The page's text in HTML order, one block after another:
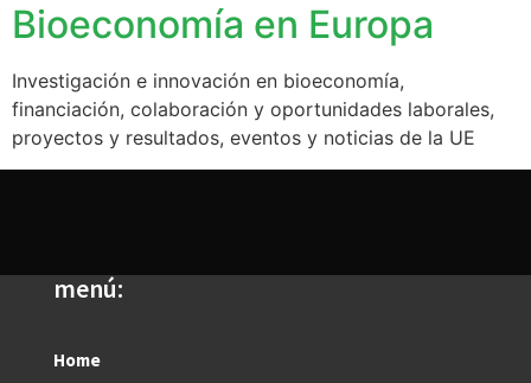
Bioeconomía en Europa
Investigación e innovación en bioeconomía,
financiación, colaboración y oportunidades laborales,
proyectos y resultados, eventos y noticias de la UE
menú:
Home